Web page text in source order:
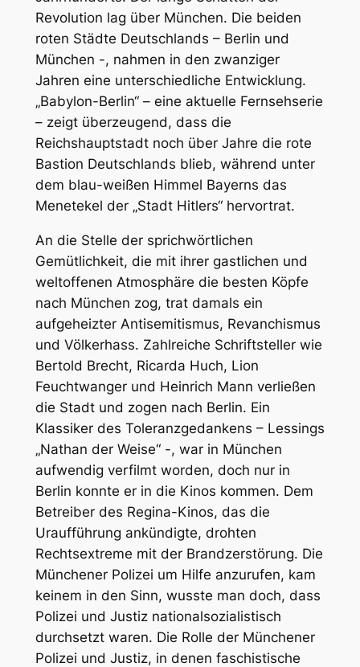
Revolution lag über München. Die beiden
roten Städte Deutschlands – Berlin und
München -, nahmen in den zwanziger
Jahren eine unterschiedliche Entwicklung.
„Babylon-Berlin“ – eine aktuelle Fernsehserie
– zeigt überzeugend, dass die
Reichshauptstadt noch über Jahre die rote
Bastion Deutschlands blieb, während unter
dem blau-weißen Himmel Bayerns das
Menetekel der „Stadt Hitlers“ hervortrat.
An die Stelle der sprichwörtlichen
Gemütlichkeit, die mit ihrer gastlichen und
weltoffenen Atmosphäre die besten Köpfe
nach München zog, trat damals ein
aufgeheizter Antisemitismus, Revanchismus
und Völkerhass. Zahlreiche Schriftsteller wie
Bertold Brecht, Ricarda Huch, Lion
Feuchtwanger und Heinrich Mann verließen
die Stadt und zogen nach Berlin. Ein
Klassiker des Toleranzgedankens – Lessings
„Nathan der Weise“ -, war in München
aufwendig verfilmt worden, doch nur in
Berlin konnte er in die Kinos kommen. Dem
Betreiber des Regina-Kinos, das die
Uraufführung ankündigte, drohten
Rechtsextreme mit der Brandzerstörung. Die
Münchener Polizei um Hilfe anzurufen, kam
keinem in den Sinn, wusste man doch, dass
Polizei und Justiz nationalsozialistisch
durchsetzt waren. Die Rolle der Münchener
Polizei und Justiz, in denen faschistische